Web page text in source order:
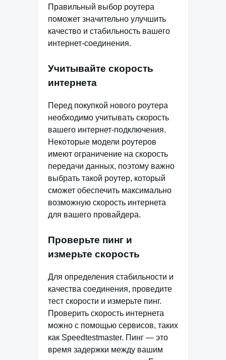
Правильный выбор роутера
поможет значительно улучшить
качество и стабильность вашего
интернет-соединения.
Учитывайте скорость
интернета
Перед покупкой нового роутера
необходимо учитывать скорость
вашего интернет-подключения.
Некоторые модели роутеров
имеют ограничение на скорость
передачи данных, поэтому важно
выбрать такой роутер, который
сможет обеспечить максимально
возможную скорость интернета
для вашего провайдера.
Проверьте пинг и
измерьте скорость
Для определения стабильности и
качества соединения, проведите
тест скорости и измерьте пинг.
Проверить скорость интернета
можно с помощью сервисов, таких
как Speedtestmaster. Пинг — это
время задержки между вашим